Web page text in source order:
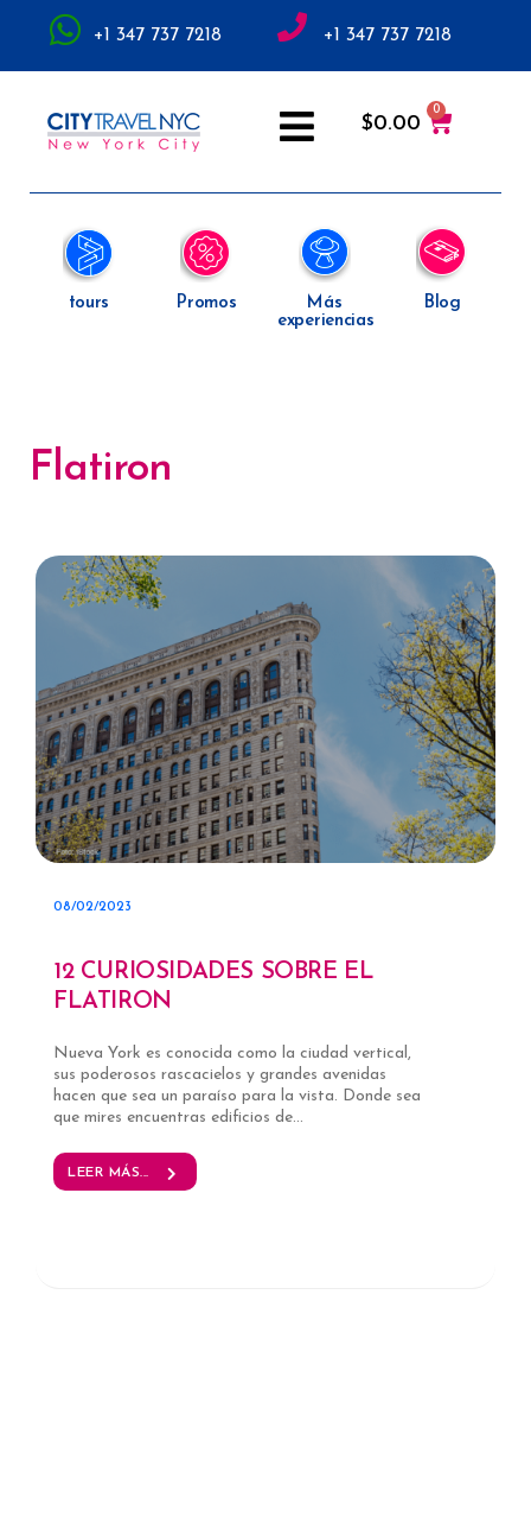
+1 347 737 7218 +1 347 737 7218
$0.00
tours Promos
Más
experiencias
Blog
Flatiron
08/02/2023
12 CURIOSIDADES SOBRE EL
FLATIRON
Nueva York es conocida como la ciudad vertical,
sus poderosos rascacielos y grandes avenidas
hacen que sea un paraíso para la vista. Donde sea
que mires encuentras edificios de...
LEER MÁS...